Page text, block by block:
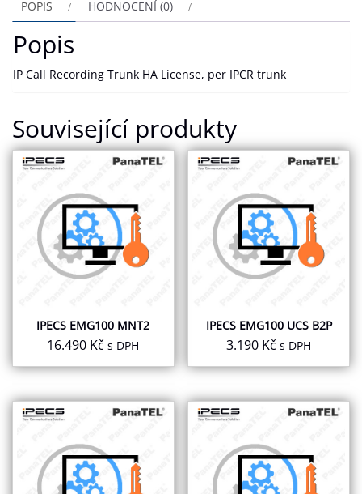
POPIS HODNOCENÍ (0)
Popis
IP Call Recording Trunk HA License, per IPCR trunk
Související produkty
IPECS EMG100 MNT2
16.490 Kč s DPH
IPECS EMG100 UCS B2P
3.190 Kč s DPH